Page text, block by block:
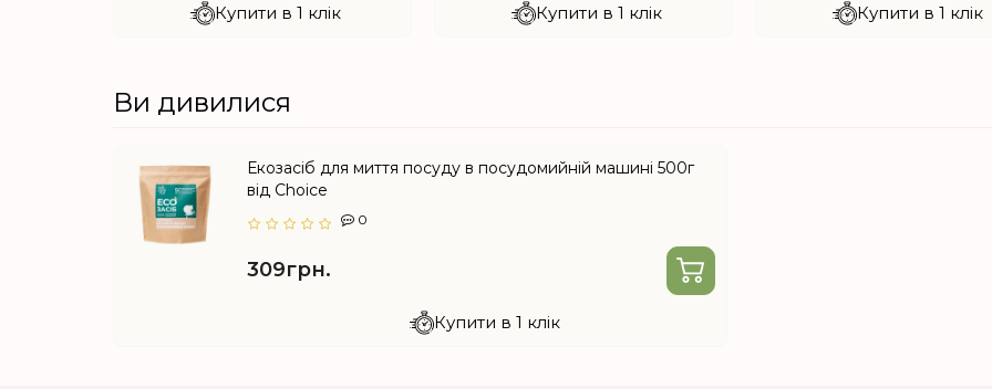
Купити в 1 клік Купити в 1 клік Купити в 1 клік
Ви дивилися
Екозасіб для миття посуду в посудомийній машині 500г
від Choice
0
309грн.
Купити в 1 клік